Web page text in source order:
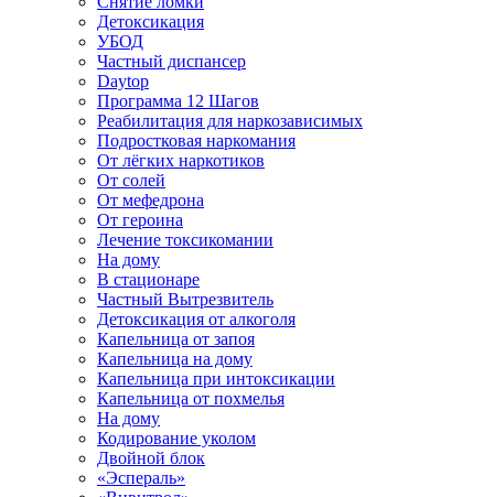
Детоксикация
УБОД
Частный диспансер
Daytop
Программа 12 Шагов
Реабилитация для наркозависимых
Подростковая наркомания
От лёгких наркотиков
От солей
От мефедрона
От героина
Лечение токсикомании
На дому
В стационаре
Частный Вытрезвитель
Детоксикация от алкоголя
Капельница от запоя
Капельница на дому
Капельница при интоксикации
Капельница от похмелья
На дому
Кодирование уколом
Двойной блок
«Эспераль»